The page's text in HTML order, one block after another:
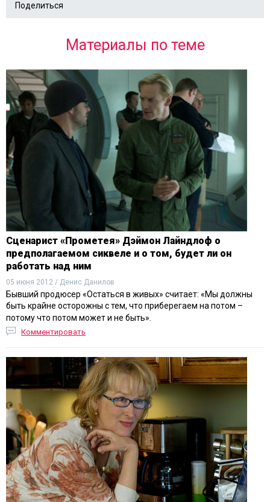
Поделиться
Материалы по теме
Сценарист «Прометея» Дэймон Лайндлоф о
предполагаемом сиквеле и о том, будет ли он
работать над ним
05 июня 2012 / Денис Данилов
Бывший продюсер «Остаться в живых» считает: «Мы должны
быть крайне осторожны с тем, что приберегаем на потом –
потому что потом может и не быть».
Комментировать